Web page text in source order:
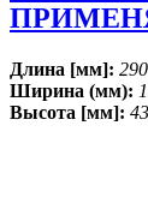
Длина [мм]: 290
Ширина (мм):
Высота [мм]: 43